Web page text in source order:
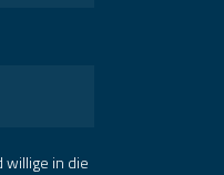
willige in die